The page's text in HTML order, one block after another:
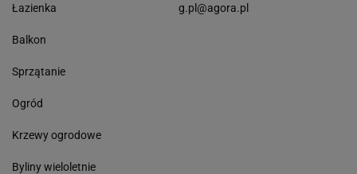
Łazienka
Balkon
Sprzątanie
Ogród
Krzewy ogrodowe
Byliny wieloletnie
g.pl@agora.pl